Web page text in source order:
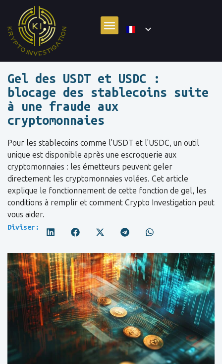
Gel des USDT et USDC :
blocage des stablecoins suite
à une fraude aux
cryptomonnaies
Pour les stablecoins comme l'USDT et l'USDC, un outil
unique est disponible après une escroquerie aux
cryptomonnaies : les émetteurs peuvent geler
directement les cryptomonnaies volées. Cet article
explique le fonctionnement de cette fonction de gel, les
conditions à remplir et comment Crypto Investigation peut
vous aider.
Diviser: